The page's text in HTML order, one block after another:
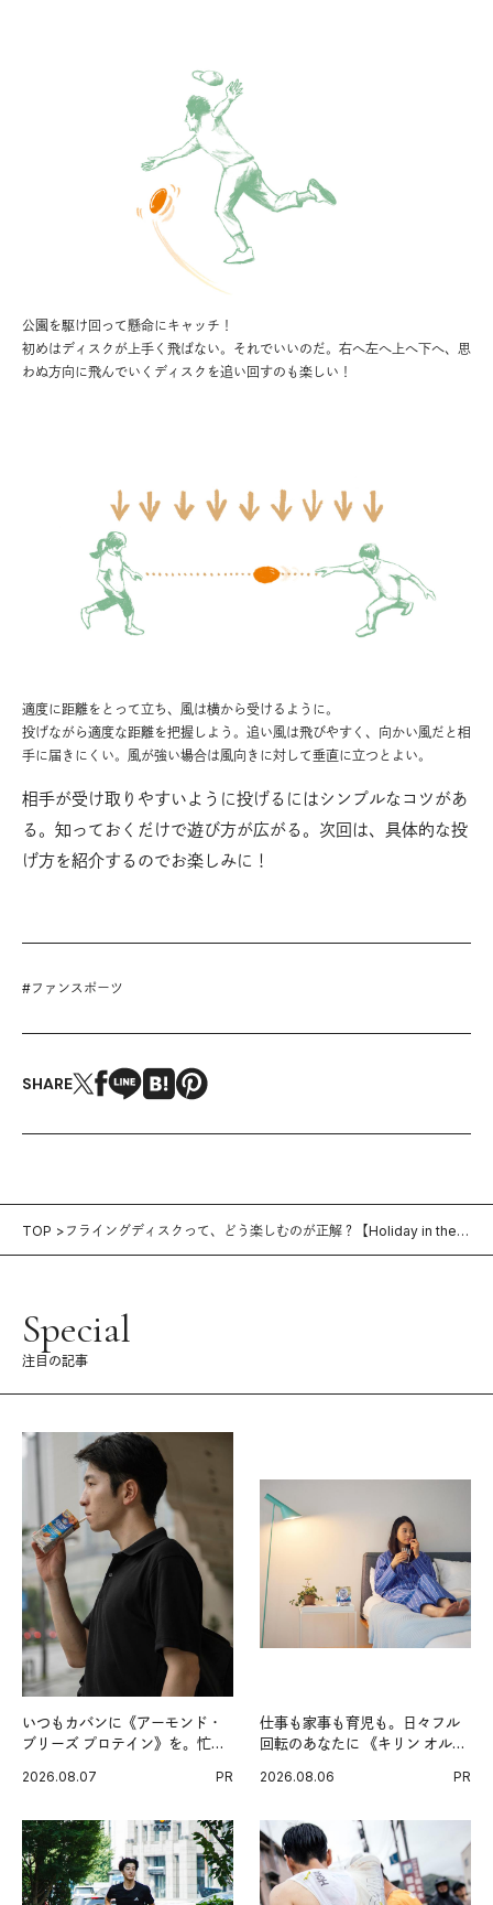
公園を駆け回って懸命にキャッチ！
初めはディスクが上手く飛ばない。それでいいのだ。右へ左へ上へ下へ、思
わぬ方向に飛んでいくディスクを追い回すのも楽しい！
適度に距離をとって立ち、風は横から受けるように。
投げながら適度な距離を把握しよう。追い風は飛びやすく、向かい風だと相
手に届きにくい。風が強い場合は風向きに対して垂直に立つとよい。
相手が受け取りやすいように投げるにはシンプルなコツがあ
る。知っておくだけで遊び方が広がる。次回は、具体的な投
げ方を紹介するのでお楽しみに！
#ファンスポーツ
SHARE
TOP
フライングディスクって、どう楽しむのが正解？【Holiday in the
Special
注目の記事
いつもカバンに《アーモンド・
ブリーズ プロテイン》を。忙し
グ習慣。
2026.08.07 PR
仕事も家事も育児も。日々フル
回転のあなたに 《キリン オルニ
2026.08.06 PR